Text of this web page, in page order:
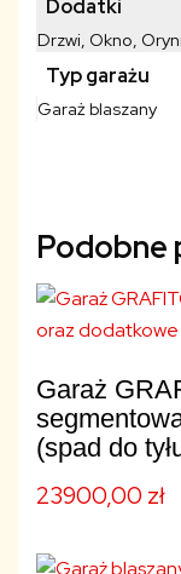
Dodatki
Drzwi, Okno,
Typ garażu
Garaż blaszany
Garaż
(spad do
23900,00 zł